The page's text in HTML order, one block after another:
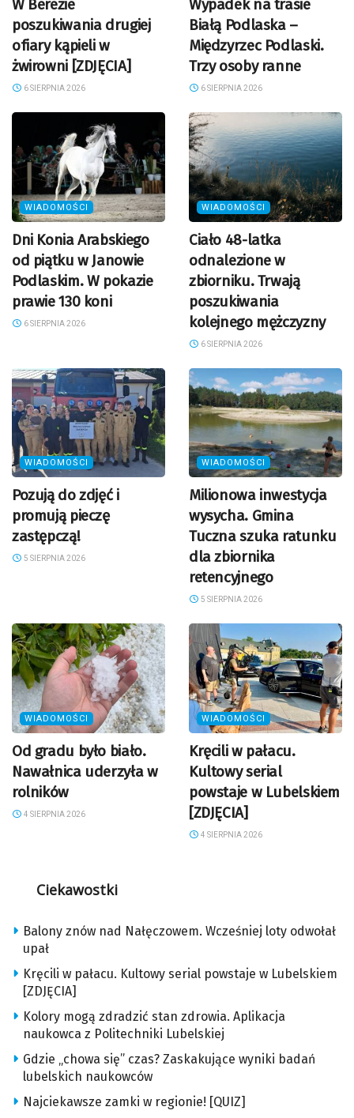
W Berezie
poszukiwania drugiej
ofiary kąpieli w
żwirowni [ZDJĘCIA]
6 SIERPNIA 2026
Wypadek na trasie
Białą Podlaska –
Międzyrzec Podlaski.
Trzy osoby ranne
6 SIERPNIA 2026
WIADOMOŚCI
Dni Konia Arabskiego
od piątku w Janowie
Podlaskim. W pokazie
prawie 130 koni
6 SIERPNIA 2026
WIADOMOŚCI
Ciało 48-latka
odnalezione w
zbiorniku. Trwają
poszukiwania
kolejnego mężczyzny
6 SIERPNIA 2026
WIADOMOŚCI
Pozują do zdjęć i
promują pieczę
zastępczą!
5 SIERPNIA 2026
WIADOMOŚCI
Milionowa inwestycja
wysycha. Gmina
Tuczna szuka ratunku
dla zbiornika
retencyjnego
5 SIERPNIA 2026
WIADOMOŚCI
Od gradu było biało.
Nawałnica uderzyła w
rolników
4 SIERPNIA 2026
WIADOMOŚCI
Kręcili w pałacu.
Kultowy serial
powstaje w Lubelskiem
[ZDJĘCIA]
4 SIERPNIA 2026
Ciekawostki
Balony znów nad Nałęczowem. Wcześniej loty odwołał
upał
Kręcili w pałacu. Kultowy serial powstaje w Lubelskiem
[ZDJĘCIA]
Kolory mogą zdradzić stan zdrowia. Aplikacja
naukowca z Politechniki Lubelskiej
Gdzie „chowa się” czas? Zaskakujące wyniki badań
lubelskich naukowców
Najciekawsze zamki w regionie! [QUIZ]